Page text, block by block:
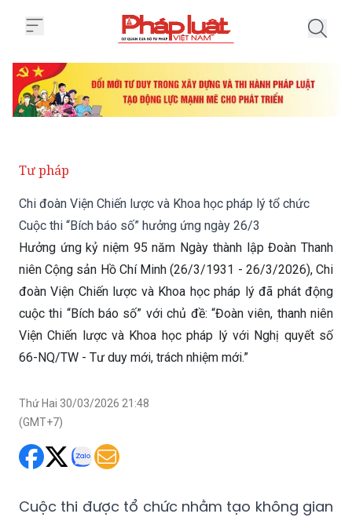
Tư pháp
Chi đoàn Viện Chiến lược và Khoa học pháp lý tổ chức
Cuộc thi “Bích báo số” hưởng ứng ngày 26/3
Hưởng ứng kỷ niệm 95 năm Ngày thành lập Đoàn Thanh
niên Cộng sản Hồ Chí Minh (26/3/1931 - 26/3/2026), Chi
đoàn Viện Chiến lược và Khoa học pháp lý đã phát động
cuộc thi “Bích báo số” với chủ đề: “Đoàn viên, thanh niên
Viện Chiến lược và Khoa học pháp lý với Nghị quyết số
66-NQ/TW - Tư duy mới, trách nhiệm mới.”
Thứ Hai 30/03/2026 21:48
(GMT+7)
Cuộc thi được tổ chức nhằm tạo không gian